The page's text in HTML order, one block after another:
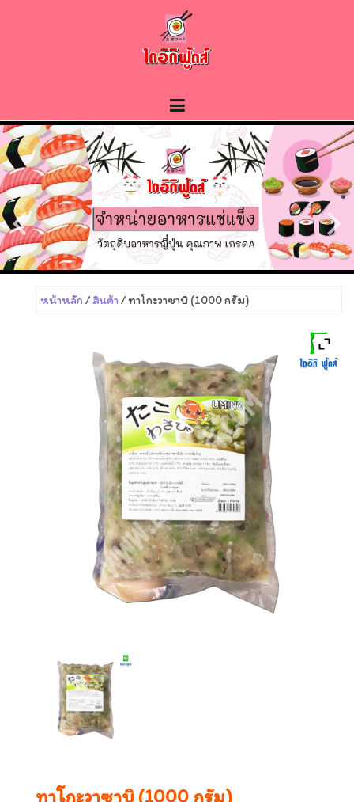
หน้าหลัก /สินค้า / ทาโกะวาซาบิ (1000 กรัม)
ทาโกะวาซาบิ (1000 กรัม)